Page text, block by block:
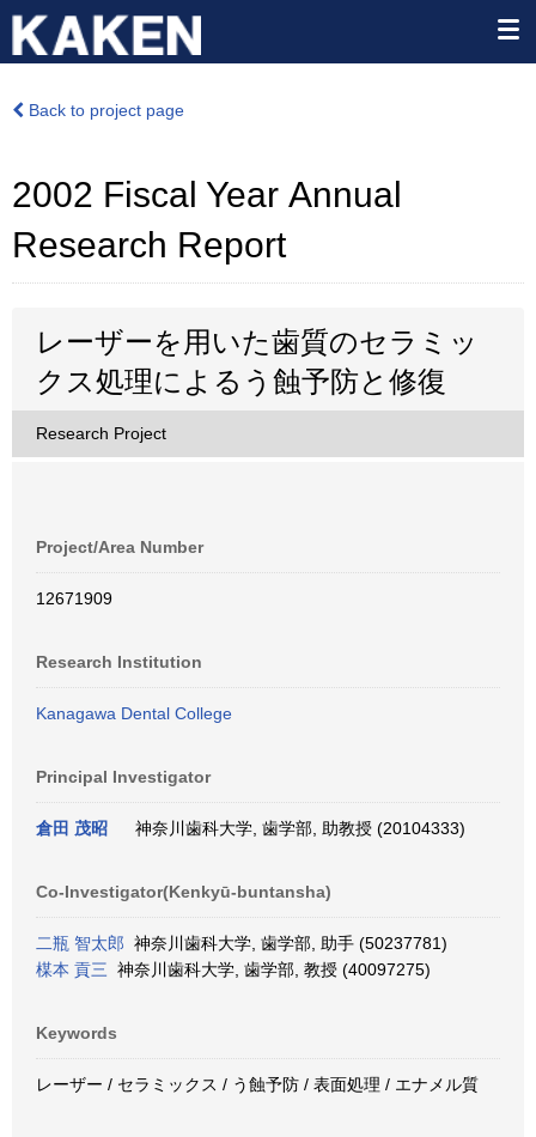
Back to project page
2002 Fiscal Year Annual
Research Report
レーザーを用いた歯質のセラミッ
クス処理によるう蝕予防と修復
Research Project
Project/Area Number
12671909
Research Institution
Kanagawa Dental College
Principal Investigator
倉田 茂昭 神奈川歯科大学, 歯学部, 助教授 (20104333)
Co-Investigator(Kenkyū-buntansha)
二瓶 智太郎 神奈川歯科大学, 歯学部, 助手 (50237781)
楳本 貢三 神奈川歯科大学, 歯学部, 教授 (40097275)
Keywords
レーザー / セラミックス / う蝕予防 / 表面処理 / エナメル質